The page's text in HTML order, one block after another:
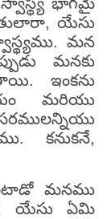
యేసు
మన
మనకు
ఇంకను
మరియు
కనుకనే,
మనము
యేసు ఏమి